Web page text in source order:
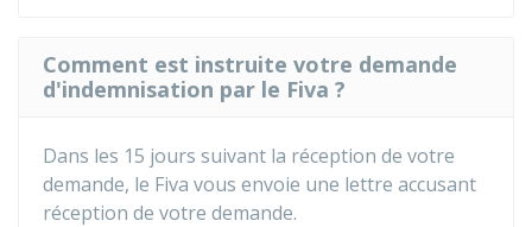
Comment est instruite votre demande
d'indemnisation par le Fiva ?
Dans les 15 jours suivant la réception de votre
demande, le Fiva vous envoie une lettre accusant
réception de votre demande.